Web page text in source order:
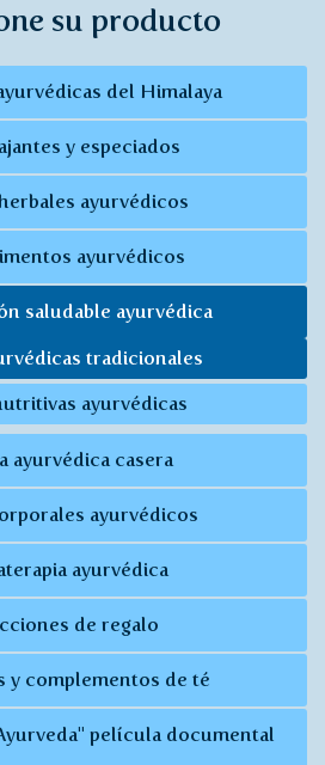
su producto
del Himalaya
y especiados
ayurvédicos
ayurvédicos
saludable ayurvédica
tradicionales
ayurvédicas
ayurvédica casera
ayurvédicos
ayurvédica
de regalo
y complementos de té
película documental